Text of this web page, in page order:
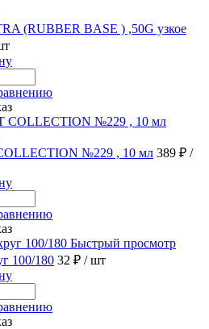
(RUBBER BASE ) ,50G узкое
№229 , 10 мл 389 ₽ /
Быстрый просмотр
100/180 32 ₽ / шт